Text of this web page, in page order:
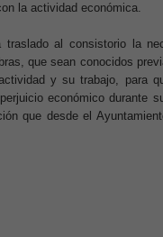
la actividad económica.
al consistorio la
que sean conocidos
y su trabajo, para
económico durante
que desde el